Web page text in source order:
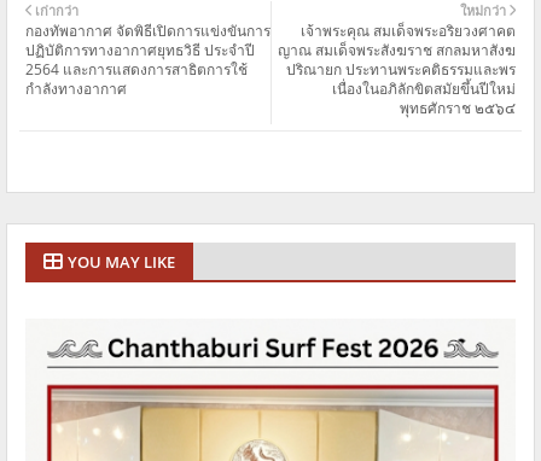
ใหม่กว่า
เจ้าพระคุณ สมเด็จพระอริยวงศาคต
ญาณ สมเด็จพระสังฆราช สกลมหาสังฆ
ปริณายก ประทานพระคติธรรมและพร
เนื่องในอภิลักขิตสมัยขึ้นปีใหม่
พุทธศักราช ๒๕๖๔
เก่ากว่า
กองทัพอากาศ จัดพิธีเปิดการแข่งขันการ
ปฏิบัติการทางอากาศยุทธวิธี ประจำปี
2564 และการแสดงการสาธิตการใช้
กำลังทางอากาศ
YOU MAY LIKE